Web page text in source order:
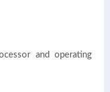
and operating